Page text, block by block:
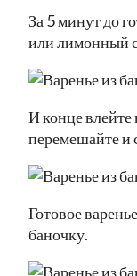
За 5 минут до
или лимонный
И конце
перемешайте и
Готовое
баночку.